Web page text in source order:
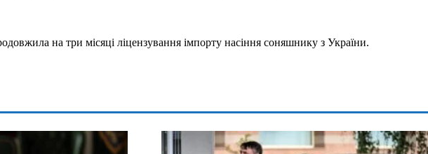
Україна
Економіка
на три місяці ліцензування імпорту насіння соняшнику з України.